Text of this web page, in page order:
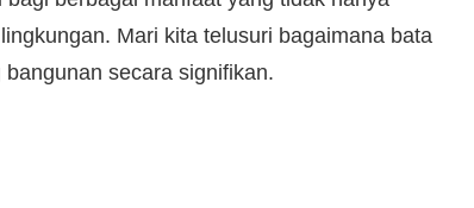
Mari kita telusuri bagaimana bata
secara signifikan.